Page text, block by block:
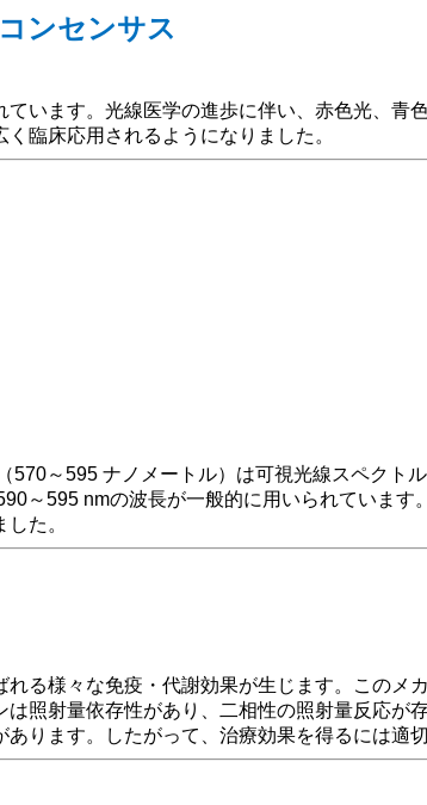
ンセンサス
います。光線医学の進歩に伴い、赤色光、青
臨床応用されるようになりました。
～595 ナノメートル）は可視光線スペクト
～595 nmの波長が一般的に用いられています
た。
る様々な免疫・代謝効果が生じます。このメ
照射量依存性があり、二相性の照射量反応が
ります。したがって、治療効果を得るには適